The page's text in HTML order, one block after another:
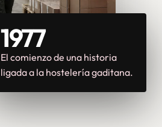
1977
El comienzo de una historia
ligada a la hostelería gaditana.